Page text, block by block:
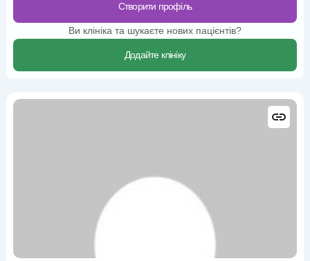
Створити профіль
Ви клініка та шукаєте нових пацієнтів?
Додайте клініку